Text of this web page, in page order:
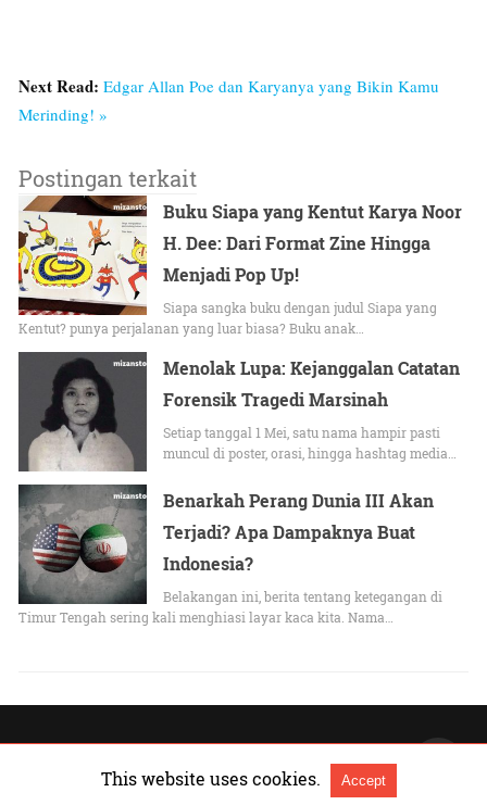
Next Read: Edgar Allan Poe dan Karyanya yang Bikin Kamu
Merinding! »
Postingan terkait
Buku Siapa yang Kentut Karya Noor
H. Dee: Dari Format Zine Hingga
Menjadi Pop Up!
Siapa sangka buku dengan judul Siapa yang
Kentut? punya perjalanan yang luar biasa? Buku anak…
Menolak Lupa: Kejanggalan Catatan
Forensik Tragedi Marsinah
Setiap tanggal 1 Mei, satu nama hampir pasti
muncul di poster, orasi, hingga hashtag media…
Benarkah Perang Dunia III Akan
Terjadi? Apa Dampaknya Buat
Indonesia?
Belakangan ini, berita tentang ketegangan di
Timur Tengah sering kali menghiasi layar kaca kita. Nama…
This website uses cookies. Accept